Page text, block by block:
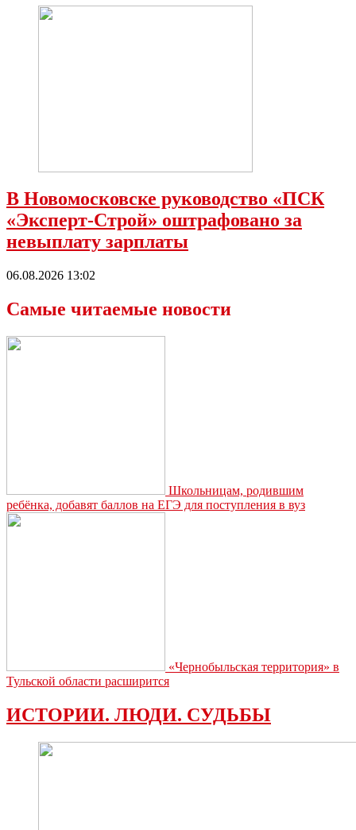
В Новомосковске руководство «ПСК
«Эксперт-Строй» оштрафовано за
невыплату зарплаты
06.08.2026 13:02
Самые читаемые новости
Школьницам, родившим
ребёнка, добавят баллов на ЕГЭ для поступления в вуз
«Чернобыльская территория» в
Тульской области расширится
ИСТОРИИ. ЛЮДИ. СУДЬБЫ